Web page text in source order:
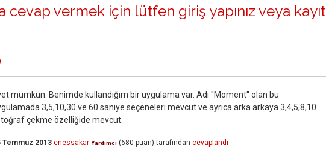
cevap vermek için lütfen giriş yapınız veya kayıt
mümkün. Benimde kullandığım bir uygulama var. Adı ''Moment'' olan bu
3,5,10,30 ve 60 saniye seçeneleri mevcut ve ayrıca arka arkaya 3,4,5,8,10
çekme özelliğide mevcut.
Temmuz 2013 enessakar Yardımcı (680 puan) tarafından cevaplandı